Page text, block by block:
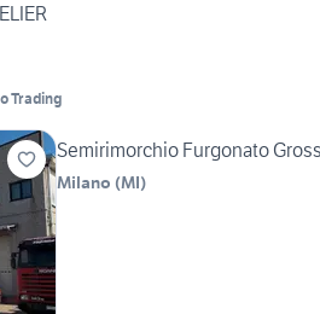
Trading
Semirimorchio Furgonato
Milano (MI)